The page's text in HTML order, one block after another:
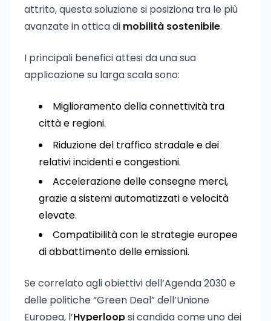
attrito, questa soluzione si posiziona tra le più
avanzate in ottica di mobilità sostenibile.
I principali benefici attesi da una sua
applicazione su larga scala sono:
Miglioramento della connettività tra
città e regioni.
Riduzione del traffico stradale e dei
relativi incidenti e congestioni.
Accelerazione delle consegne merci,
grazie a sistemi automatizzati e velocità
elevate.
Compatibilità con le strategie europee
di abbattimento delle emissioni.
Se correlato agli obiettivi dell’Agenda 2030 e
delle politiche “Green Deal” dell’Unione
Europea, l’Hyperloopsi candida come uno dei